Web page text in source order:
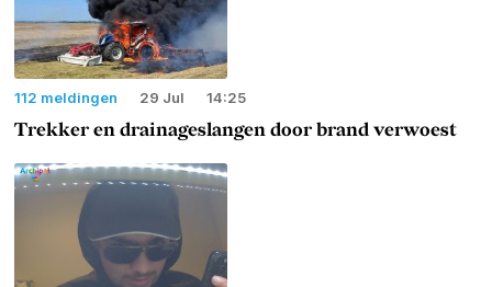
112 meldingen 29 Jul 14:25
Trekker en drainageslangen door brand verwoest